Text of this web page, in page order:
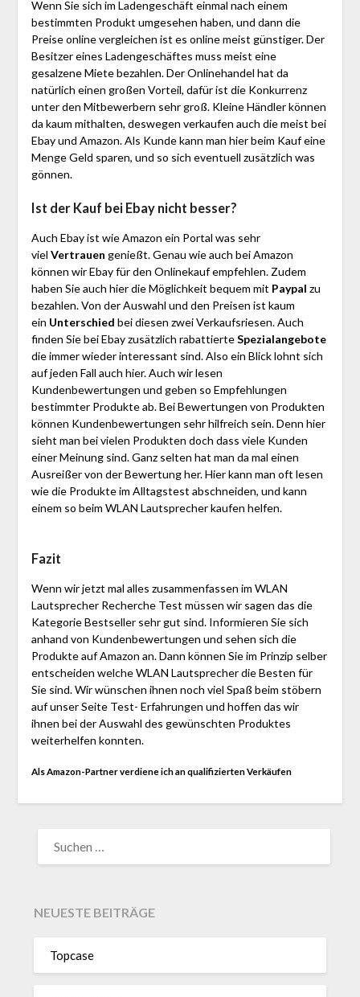
Wenn Sie sich im Ladengeschäft einmal nach einem
bestimmten Produkt umgesehen haben, und dann die
Preise online vergleichen ist es online meist günstiger. Der
Besitzer eines Ladengeschäftes muss meist eine
gesalzene Miete bezahlen. Der Onlinehandel hat da
natürlich einen großen Vorteil, dafür ist die Konkurrenz
unter den Mitbewerbern sehr groß. Kleine Händler können
da kaum mithalten, deswegen verkaufen auch die meist bei
Ebay und Amazon. Als Kunde kann man hier beim Kauf eine
Menge Geld sparen, und so sich eventuell zusätzlich was
gönnen.
Ist der Kauf bei Ebay nicht besser?
Auch Ebay ist wie Amazon ein Portal was sehr
viel Vertrauen genießt. Genau wie auch bei Amazon
können wir Ebay für den Onlinekauf empfehlen. Zudem
haben Sie auch hier die Möglichkeit bequem mit Paypal zu
bezahlen. Von der Auswahl und den Preisen ist kaum
ein Unterschied bei diesen zwei Verkaufsriesen. Auch
finden Sie bei Ebay zusätzlich rabattierteSpezialangebote
die immer wieder interessant sind. Also ein Blick lohnt sich
auf jeden Fall auch hier. Auch wir lesen
Kundenbewertungen und geben so Empfehlungen
bestimmter Produkte ab. Bei Bewertungen von Produkten
können Kundenbewertungen sehr hilfreich sein. Denn hier
sieht man bei vielen Produkten doch dass viele Kunden
einer Meinung sind. Ganz selten hat man da mal einen
Ausreißer von der Bewertung her. Hier kann man oft lesen
wie die Produkte im Alltagstest abschneiden, und kann
einem so beim WLAN Lautsprecher kaufen helfen.
Fazit
Wenn wir jetzt mal alles zusammenfassen im WLAN
Lautsprecher Recherche Test müssen wir sagen das die
Kategorie Bestseller sehr gut sind. Informieren Sie sich
anhand von Kundenbewertungen und sehen sich die
Produkte auf Amazon an. Dann können Sie im Prinzip selber
entscheiden welche WLAN Lautsprecher die Besten für
Sie sind. Wir wünschen ihnen noch viel Spaß beim stöbern
auf unser Seite Test- Erfahrungen und hoffen das wir
ihnen bei der Auswahl des gewünschten Produktes
weiterhelfen konnten.
Als Amazon-Partner verdiene ich an qualifizierten Verkäufen
NACH:
NEUESTE BEITRÄGE
Topcase